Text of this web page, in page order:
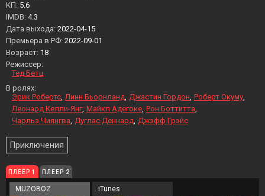
KП: 5.6
IMDB: 4.3
Дата выхода: 2022-04-15
Премьера в РФ: 2022-09-01
Возраст: 18
Режиссер:
Тед Бетц
В ролях:
Эрик Робертс Линн Бьорнланд Джастин Гордон Роберт Окуму
Леонард Келли-Янг Майкл Адегоке Рон Боттитта
Чарльз Чиянгва Дуглас Деннард Джэфф Грэйс
Приключения
ПЛЕЕР 1 ПЛЕЕР 2
MUZOBOZ iTunes